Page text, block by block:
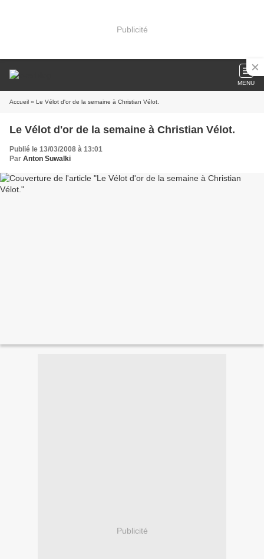
Publicité
MENU
Accueil » Le Vélot d'or de la semaine à Christian Vélot.
Le Vélot d'or de la semaine à Christian Vélot.
Publié le 13/03/2008 à 13:01
Par Anton Suwalki
Publicité